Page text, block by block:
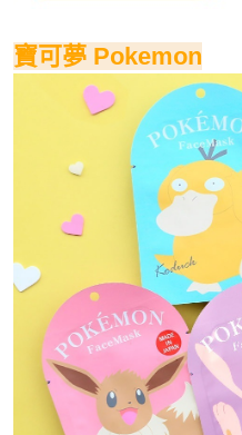
寶可夢 Pokemon